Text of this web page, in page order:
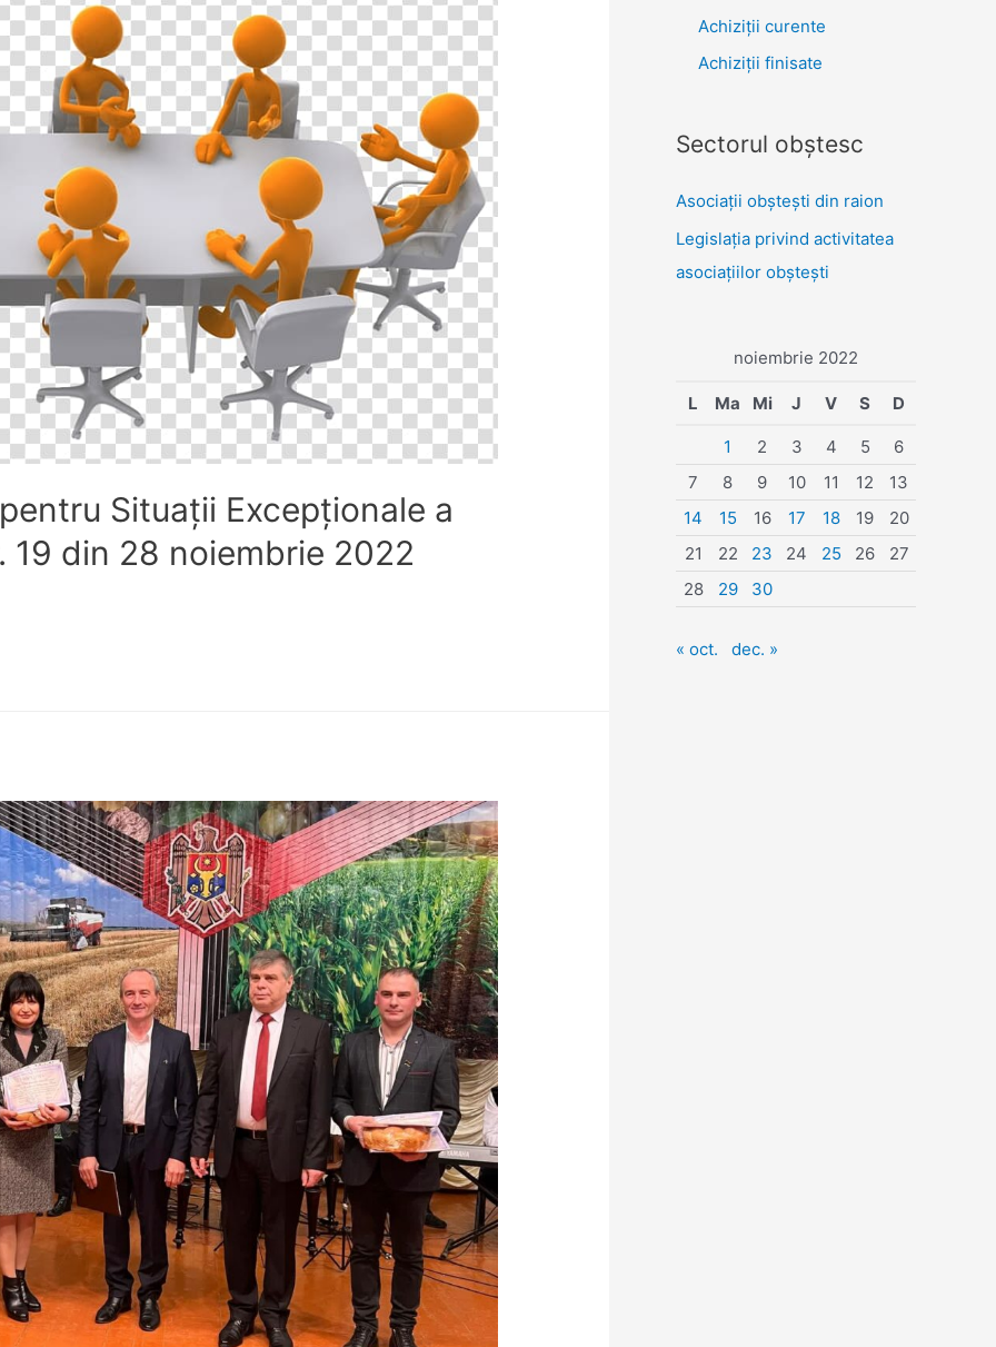
Situaţii Excepţionale a
19 din 28 noiembrie 2022
Achiziții curente
Achiziții finisate
Sectorul obştesc
Asociaţii obşteşti din raion
Legislaţia privind activitatea
asociaţiilor obşteşti
noiembrie 2022
L Ma Mi J V S D
1 2 3 4 5
6
7
8 9 10 11 12
13
14
15 16 17 18 19
20
21
22 23 24 25 26
27
28
29 30
« oct. dec. »